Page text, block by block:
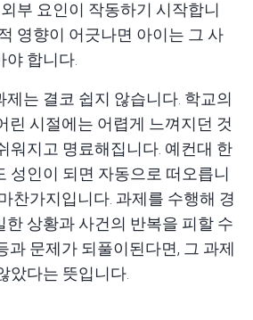
부 요인이 작동하기 시작합니
영향이 어긋나면 아이는 그 사
합니다.
는 결코 쉽지 않습니다. 학교의
린 시절에는 어렵게 느껴지던 것
워지고 명료해집니다. 예컨대 한
성인이 되면 자동으로 떠오릅니
찬가지입니다. 과제를 수행해 경
한 상황과 사건의 반복을 피할 수
과 문제가 되풀이된다면, 그 과제
았다는 뜻입니다.